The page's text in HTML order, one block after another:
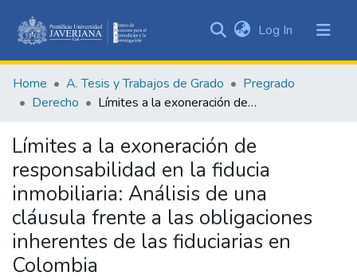
&
Collections
Statistics
Log In (current)
Home A. Tesis y Trabajos de Grado
Pregrado
Derecho
Límites a la exoneración de responsabilidad en la fiducia inmobiliaria: Análisis de una cláusula frente a las obligaciones inherentes de las fiduciarias en Colombia
Límites a la exoneración de
responsabilidad en la fiducia
inmobiliaria: Análisis de una
cláusula frente a las obligaciones
inherentes de las fiduciarias en
Colombia